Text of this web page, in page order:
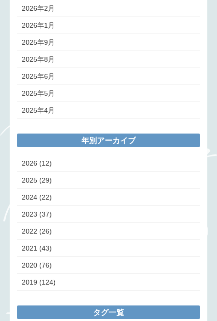
2026年2月
2026年1月
2025年9月
2025年8月
2025年6月
2025年5月
2025年4月
年別アーカイブ
2026 (12)
2025 (29)
2024 (22)
2023 (37)
2022 (26)
2021 (43)
2020 (76)
2019 (124)
タグ一覧